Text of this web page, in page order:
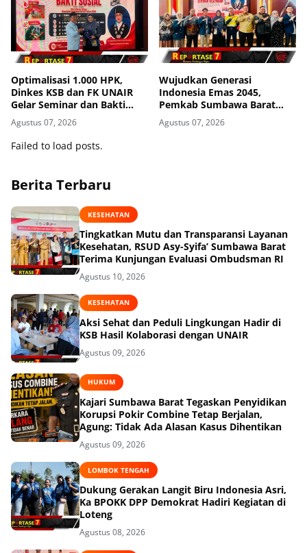
Optimalisasi 1.000 HPK,
Dinkes KSB dan FK UNAIR
Gelar Seminar dan Bakti
Sosial
Agustus 07, 2026
Wujudkan Generasi
Indonesia Emas 2045,
Pemkab Sumbawa Barat
Perkuat Komitmen Lewat
Seminar Kesehatan 1.000
Agustus 07, 2026
Failed to load posts.
Berita Terbaru
KESEHATAN
Tingkatkan Mutu dan Transparansi Layanan
Kesehatan, RSUD Asy-Syifa’ Sumbawa Barat
Terima Kunjungan Evaluasi Ombudsman RI
Agustus 10, 2026
KESEHATAN
Aksi Sehat dan Peduli Lingkungan Hadir di
KSB Hasil Kolaborasi dengan UNAIR
Agustus 09, 2026
HUKUM
Kajari Sumbawa Barat Tegaskan Penyidikan
Korupsi Pokir Combine Tetap Berjalan,
Agung: Tidak Ada Alasan Kasus Dihentikan
Agustus 09, 2026
LOMBOK TENGAH
Dukung Gerakan Langit Biru Indonesia Asri,
Ka BPOKK DPP Demokrat Hadiri Kegiatan di
Loteng
Agustus 08, 2026